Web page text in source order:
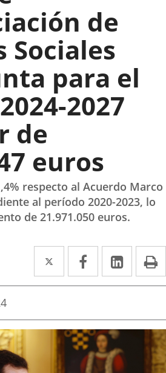
de
Sociales
para el
2027
de
euros
respecto al Acuerdo Marco
al período 2020-2023, lo
de 21.971.050 euros.
Twitter
Enlace
a
aplicación
externa.
Facebook
Enlace
a
aplicación
externa.
Enlace
a